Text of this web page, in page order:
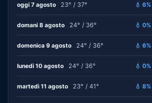
oggi 7 agosto 23° / 37° 💧 6%
domani 8 agosto 24° / 36° 💧 0%
domenica 9 agosto 24° / 36° 💧 6%
lunedì 10 agosto 24° / 36° 💧 0%
martedì 11 agosto 23° / 41° 💧 8%